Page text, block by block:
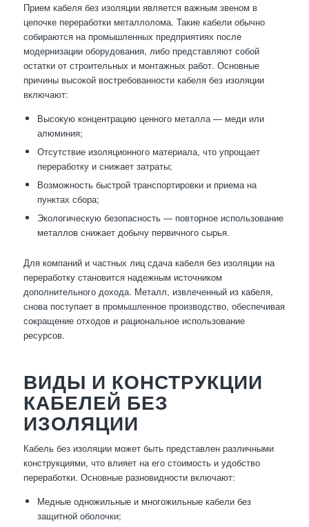
Прием кабеля без изоляции является важным звеном в
цепочке переработки металлолома. Такие кабели обычно
собираются на промышленных предприятиях после
модернизации оборудования, либо представляют собой
остатки от строительных и монтажных работ. Основные
причины высокой востребованности кабеля без изоляции
включают:
Высокую концентрацию ценного металла — меди или
алюминия;
Отсутствие изоляционного материала, что упрощает
переработку и снижает затраты;
Возможность быстрой транспортировки и приема на
пунктах сбора;
Экологическую безопасность — повторное использование
металлов снижает добычу первичного сырья.
Для компаний и частных лиц сдача кабеля без изоляции на
переработку становится надежным источником
дополнительного дохода. Металл, извлеченный из кабеля,
снова поступает в промышленное производство, обеспечивая
сокращение отходов и рациональное использование
ресурсов.
ВИДЫ И КОНСТРУКЦИИ
КАБЕЛЕЙ БЕЗ
ИЗОЛЯЦИИ
Кабель без изоляции может быть представлен различными
конструкциями, что влияет на его стоимость и удобство
переработки. Основные разновидности включают:
Медные одножильные и многожильные кабели без
защитной оболочки;